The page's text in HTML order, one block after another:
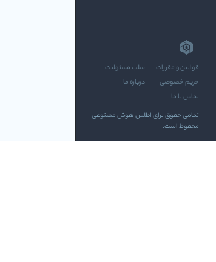
قوانین و مقررات
سلب مسئولیت
حریم خصوصی
درباره ما
تماس با ما
تمامی حقوق برای اطلس هوش مصنوعی
محفوظ است.